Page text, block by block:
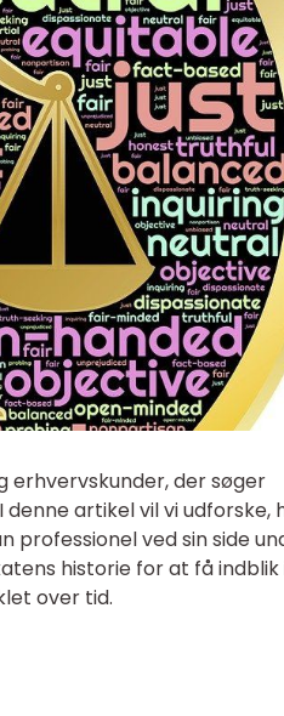
erhvervskunder, der søger
artikel vil vi udforske,
professionel ved sin side
historie for at få indblik
over tid.